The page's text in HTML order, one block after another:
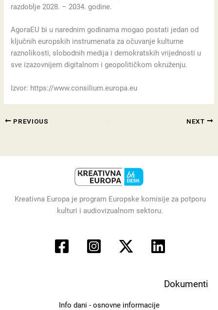
razdoblje 2028. – 2034. godine.
AgoraEU bi u narednim godinama mogao postati jedan od
ključnih europskih instrumenata za očuvanje kulturne
raznolikosti, slobodnih medija i demokratskih vrijednosti u
sve izazovnijem digitalnom i geopolitičkom okruženju.
Izvor: https://www.consilium.europa.eu
PREVIOUS NEXT
Kreativna Europa je program Europske komisije za potporu
kulturi i audiovizualnom sektoru.
Dokumenti
Info dani - osnovne informacije